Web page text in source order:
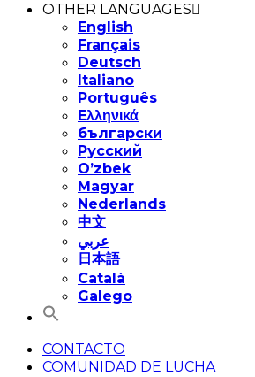
OTHER LANGUAGES
English
Français
Deutsch
Italiano
Português
Eλληνικά
български
Русский
O’zbek
Magyar
Nederlands
中文
عربي
日本語
Català
Galego
CONTACTO
COMUNIDAD DE LUCHA